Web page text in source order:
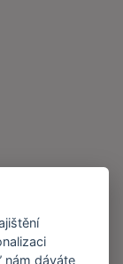
nám dáváte